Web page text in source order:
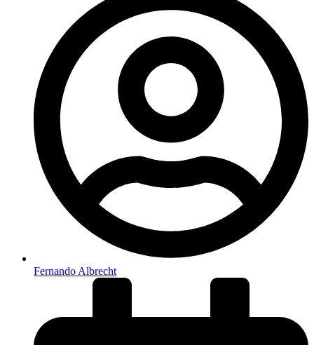
Fernando Albrecht